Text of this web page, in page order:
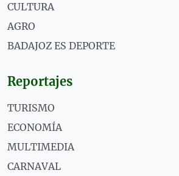
CULTURA
AGRO
BADAJOZ ES DEPORTE
Reportajes
TURISMO
ECONOMÍA
MULTIMEDIA
CARNAVAL